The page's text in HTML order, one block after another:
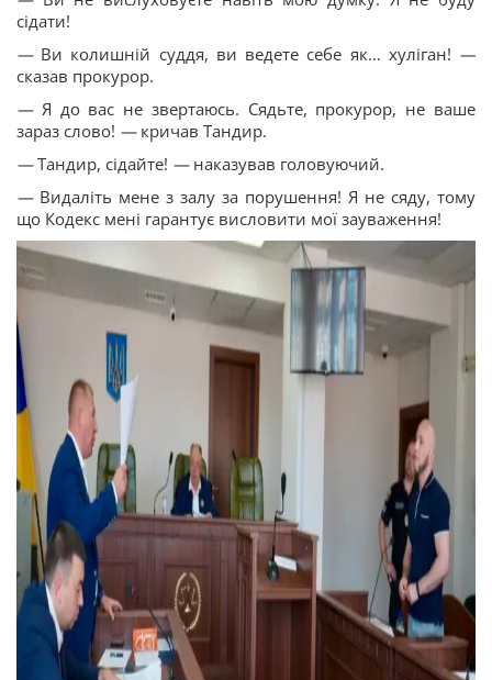
сідати!
—Ви колишній суддя, ви ведете себе як… хуліган! —
сказав прокурор.
—Я до вас не звертаюсь. Сядьте, прокурор, не ваше
зараз слово! —кричав Тандир.
—Тандир, сідайте! —наказував головуючий.
—Видаліть мене з залу за порушення! Я не сяду, тому
що Кодекс мені гарантує висловити мої зауваження!